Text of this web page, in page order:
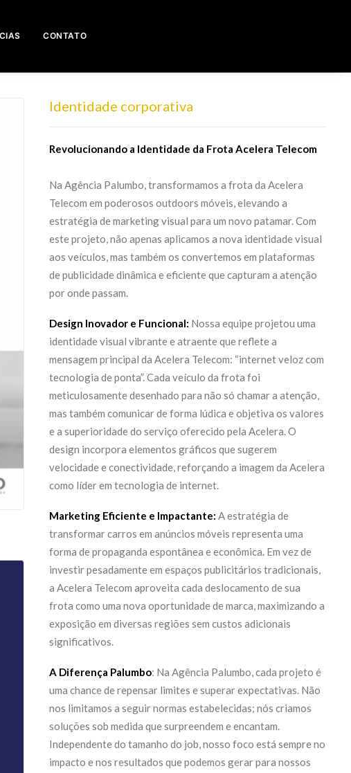
CONTATO
Identidade corporativa
Revolucionando a Identidade da Frota Acelera Telecom
Na Agência Palumbo, transformamos a frota da Acelera
Telecom em poderosos outdoors móveis, elevando a
estratégia de marketing visual para um novo patamar. Com
este projeto, não apenas aplicamos a nova identidade visual
aos veículos, mas também os convertemos em plataformas
de publicidade dinâmica e eficiente que capturam a atenção
por onde passam.
Design Inovador e Funcional: Nossa equipe projetou uma
identidade visual vibrante e atraente que reflete a
mensagem principal da Acelera Telecom: “internet veloz com
tecnologia de ponta”. Cada veículo da frota foi
meticulosamente desenhado para não só chamar a atenção,
mas também comunicar de forma lúdica e objetiva os valores
e a superioridade do serviço oferecido pela Acelera. O
design incorpora elementos gráficos que sugerem
velocidade e conectividade, reforçando a imagem da Acelera
como líder em tecnologia de internet.
Marketing Eficiente e Impactante: A estratégia de
transformar carros em anúncios móveis representa uma
forma de propaganda espontânea e econômica. Em vez de
investir pesadamente em espaços publicitários tradicionais,
a Acelera Telecom aproveita cada deslocamento de sua
frota como uma nova oportunidade de marca, maximizando a
exposição em diversas regiões sem custos adicionais
significativos.
A Diferença Palumbo: Na Agência Palumbo, cada projeto é
uma chance de repensar limites e superar expectativas. Não
nos limitamos a seguir normas estabelecidas; nós criamos
soluções sob medida que surpreendem e encantam.
Independente do tamanho do job, nosso foco está sempre no
impacto e nos resultados que podemos gerar para nossos